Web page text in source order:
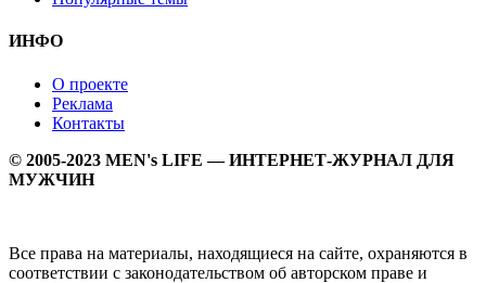
ИНФО
О проекте
Реклама
Контакты
© 2005-2023 MEN's LIFE — ИНТЕРНЕТ-ЖУРНАЛ ДЛЯ
МУЖЧИН
Все права на материалы, находящиеся на сайте, охраняются в
соответствии с законодательством об авторском праве и